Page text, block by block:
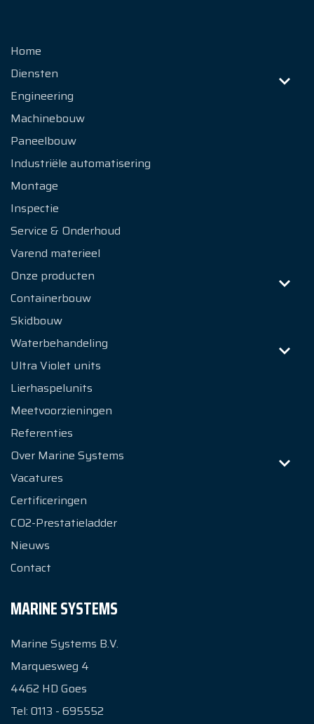
Home
Diensten
Engineering
Machinebouw
Paneelbouw
Industriële automatisering
Montage
Inspectie
Service & Onderhoud
Varend materieel
Onze producten
Containerbouw
Skidbouw
Waterbehandeling
Ultra Violet units
Lierhaspelunits
Meetvoorzieningen
Referenties
Over Marine Systems
Vacatures
Certificeringen
CO2-Prestatieladder
Nieuws
Contact
MARINE SYSTEMS
Marine Systems B.V.
Marquesweg 4
4462 HD Goes
Tel: 0113 - 695552